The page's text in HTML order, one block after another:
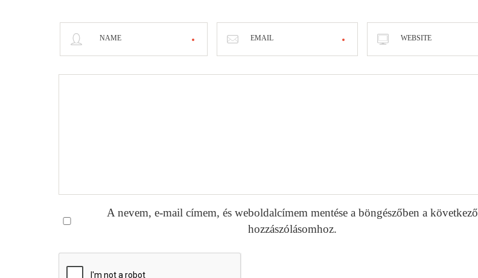
NAME EMAIL WEBSITE
A nevem, e-mail címem, és weboldalcímem mentése a böngészőben a következő
hozzászólásomhoz.